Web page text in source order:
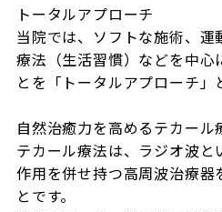
トータルアプローチ
当院では、ソフトな施術、
療法（生活習慣）などを中心
とを「トータルアプローチ」
自然治癒力を高めるテカール
テカール療法は、ラジオ波
作用を併せ持つ高周波治療器
とです。